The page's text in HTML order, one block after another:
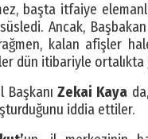
başta itfaiye
Ancak,
kalan afişler
dün itibariyle
BaşkanıZekai Kaya
iddia ettiler.